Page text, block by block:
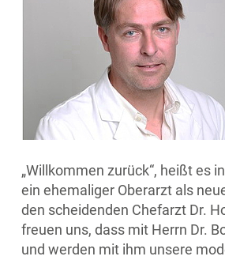
„Willkommen zurück“, heißt es
ein ehemaliger Oberarzt als
den scheidenden Chefarzt Dr.
freuen uns, dass mit Herrn Dr.
und werden mit ihm unsere